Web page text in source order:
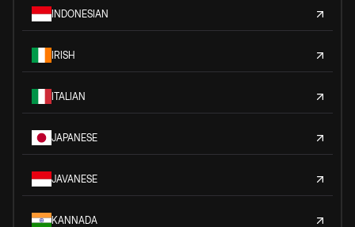
INDONESIAN
IRISH
ITALIAN
JAPANESE
JAVANESE
KANNADA